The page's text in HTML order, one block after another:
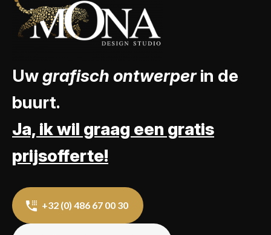
Uwgrafisch ontwerperin de
buurt.
Ja, ik wil graag een gratis
prijsofferte!
+32 (0) 486 67 00 30